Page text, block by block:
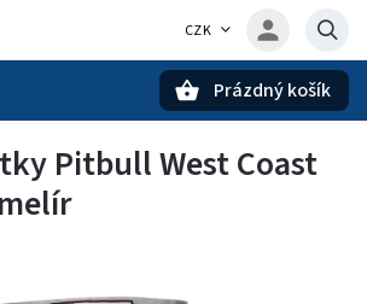
CZK
Prázdný košík
Pitbull West Coast